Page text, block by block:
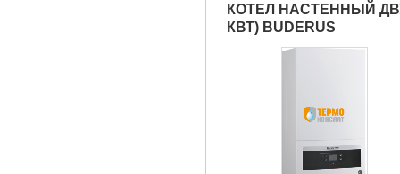
КОТЕЛ НАСТЕННЫЙ
КВТ) BUDERUS